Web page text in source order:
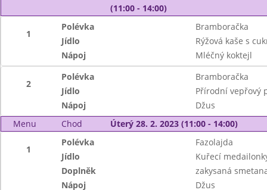
(11:00 - 14:00)
1
Polévka
Bramboračka
Jídlo
Rýžová kaše s
Nápoj
Mléčný koktejl
2
Polévka
Bramboračka
Jídlo
Přírodní vepřový
Nápoj
Džus
Menu
Chod Úterý 28. 2. 2023 (11:00 - 14:00)
1
Polévka
Fazolajda
Jídlo
Kuřecí
Doplněk
zakysaná
Nápoj
Džus